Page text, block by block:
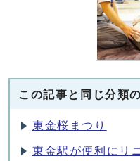
この記事と同じ分類
東金桜まつり
東金駅が便利にリ